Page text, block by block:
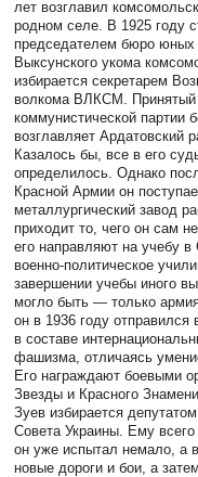
лет возглавил
родном селе. В 1925 году
председателем бюро юных
Выксунского укома
избирается секретарем
волкома ВЛКСМ.
коммунистической партии
возглавляет Ардатовский
Казалось бы, все в его
определилось. Однако
Красной Армии он
металлургический завод
приходит то, чего он сам
его направляют на учебу
военно-политическое
завершении учебы иного
могло быть — только
он в 1936 году
в составе
фашизма, отличаясь
Его награждают боевыми
Звезды и Красного
Зуев избирается
Совета Украины. Ему всего
он уже испытал немало, а
новые дороги и бои, а